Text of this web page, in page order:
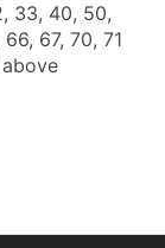
33, 40, 50,
67, 70, 71